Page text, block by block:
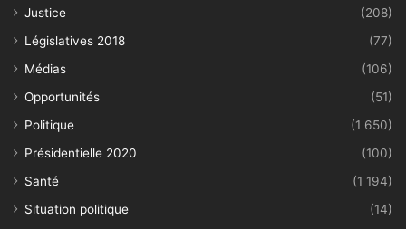
Justice
(208)
Législatives 2018
(77)
Médias
(106)
Opportunités
(51)
Politique
(1 650)
Présidentielle 2020
(100)
Santé
(1 194)
Situation politique
(14)